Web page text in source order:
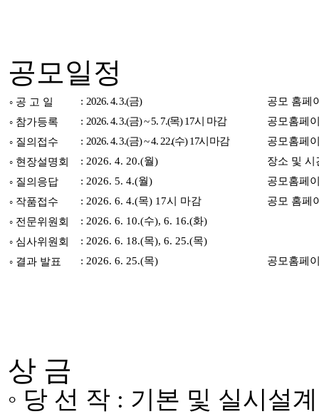
공모일정
◦ 공 고 일 : 2026. 4. 3.(금)
공모 홈페
◦ 참가등록 : 2026. 4. 3.(금) ~ 5. 7.(목) 17시 마감
공모홈페
◦ 질의접수 : 2026. 4. 3.(금) ~ 4. 22.(수)17시 마감
공모홈페
◦ 현장설명회 : 2026. 4. 20.(월)
장소 및 시
◦ 질의응답 : 2026. 5. 4.(월)
공모홈페
◦ 작품접수 : 2026. 6. 4.(목) 17시 마감
공모 홈페
◦ 전문위원회 : 2026. 6. 10.(수), 6. 16.(화)
◦ 심사위원회 : 2026. 6. 18.(목), 6. 25.(목)
◦ 결과 발표 : 2026. 6. 25.(목) 공모홈페
상 금
◦ 당 선 작 : 기본 및 실시설